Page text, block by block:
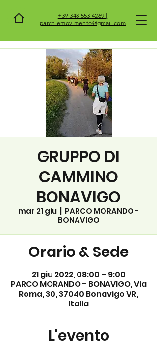
+39 348 553 4269 |
parchiemovimento@gmail.com
GRUPPO DI
CAMMINO
BONAVIGO
mar 21 giu
  |
PARCO MORANDO -
BONAVIGO
Orario & Sede
21 giu 2022, 08:00 – 9:00
PARCO MORANDO - BONAVIGO, Via
Roma, 30, 37040 Bonavigo VR,
Italia
L'evento